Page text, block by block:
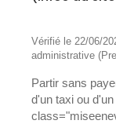
Vérifié le 22/06/
administrative
Partir sans
d'un taxi ou